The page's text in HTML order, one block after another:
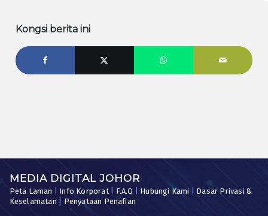
Kongsi berita ini
MEDIA DIGITAL JOHOR
Peta Laman Info Korporat| F.A.Q Hubungi Kami
Dasar Privasi &
Keselamatan
Penyataan Penafian